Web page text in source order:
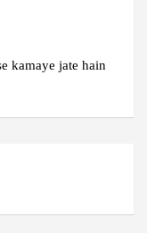
kamaye jate hain